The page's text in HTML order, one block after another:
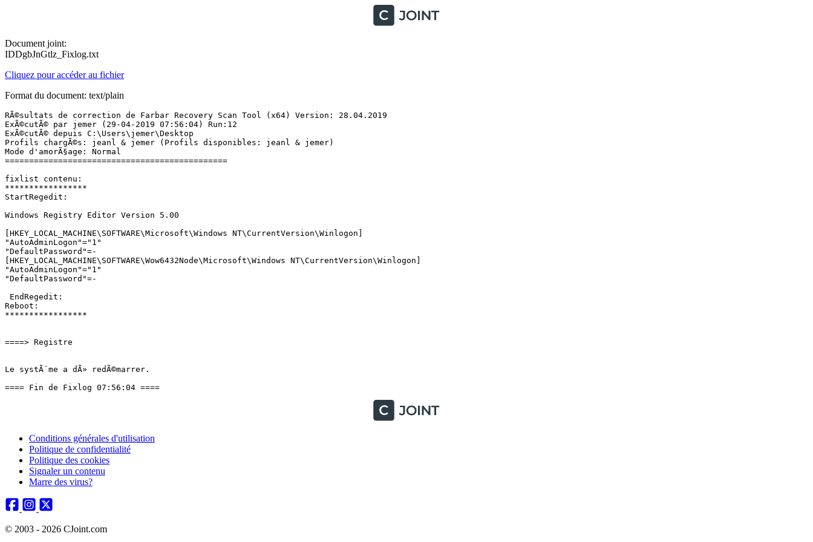
Document joint:
IDDgbJnGtlz_Fixlog.txt
Cliquez pour accéder au fichier
Format du document: text/plain
RÃ©sultats de correction de Farbar Recovery Scan Tool (x64) Version: 28.04.2019
ExÃ©cutÃ© par jemer (29-04-2019 07:56:04) Run:12
ExÃ©cutÃ© depuis C:\Users\jemer\Desktop
Profils chargÃ©s: jeanl & jemer (Profils disponibles: jeanl & jemer)
Mode d'amorÃ§age: Normal
==============================================
fixlist contenu:
*****************
StartRegedit:
Windows Registry Editor Version 5.00
[HKEY_LOCAL_MACHINE\SOFTWARE\Microsoft\Windows NT\CurrentVersion\Winlogon]
"AutoAdminLogon"="1"
"DefaultPassword"=-
[HKEY_LOCAL_MACHINE\SOFTWARE\Wow6432Node\Microsoft\Windows NT\CurrentVersion\Winlogon]
"AutoAdminLogon"="1"
"DefaultPassword"=-
EndRegedit:
Reboot:
*****************
====> Registre
Le systÃ¨me a dÃ» redÃ©marrer.
==== Fin de Fixlog 07:56:04 ====
Conditions générales d'utilisation
Politique de confidentialité
Politique des cookies
Signaler un contenu
Marre des virus?
© 2003 - 2026 CJoint.com